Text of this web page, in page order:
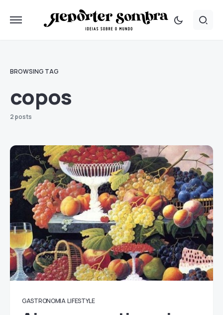
BROWSING TAG
copos
2 posts
GASTRONOMIA LIFESTYLE